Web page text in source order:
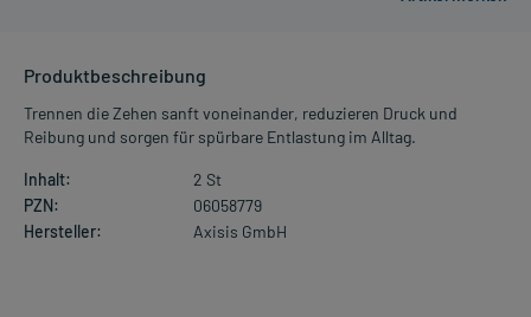
Produktbeschreibung
Trennen die Zehen sanft voneinander, reduzieren Druck und
Reibung und sorgen für spürbare Entlastung im Alltag.
Inhalt:
2 St
PZN:
06058779
Hersteller:
Axisis GmbH